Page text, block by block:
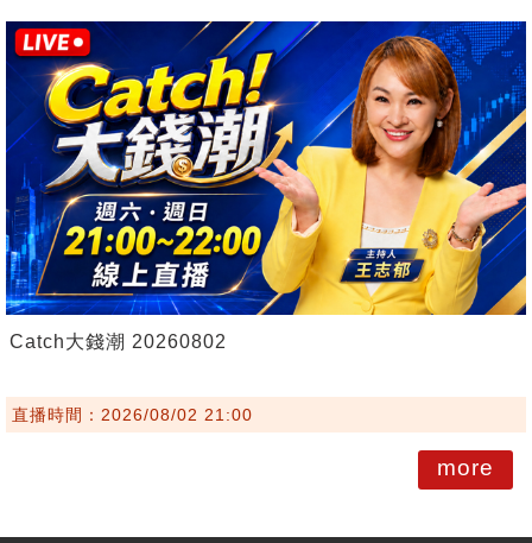
Catch大錢潮 20260802
直播時間：2026/08/02 21:00
more